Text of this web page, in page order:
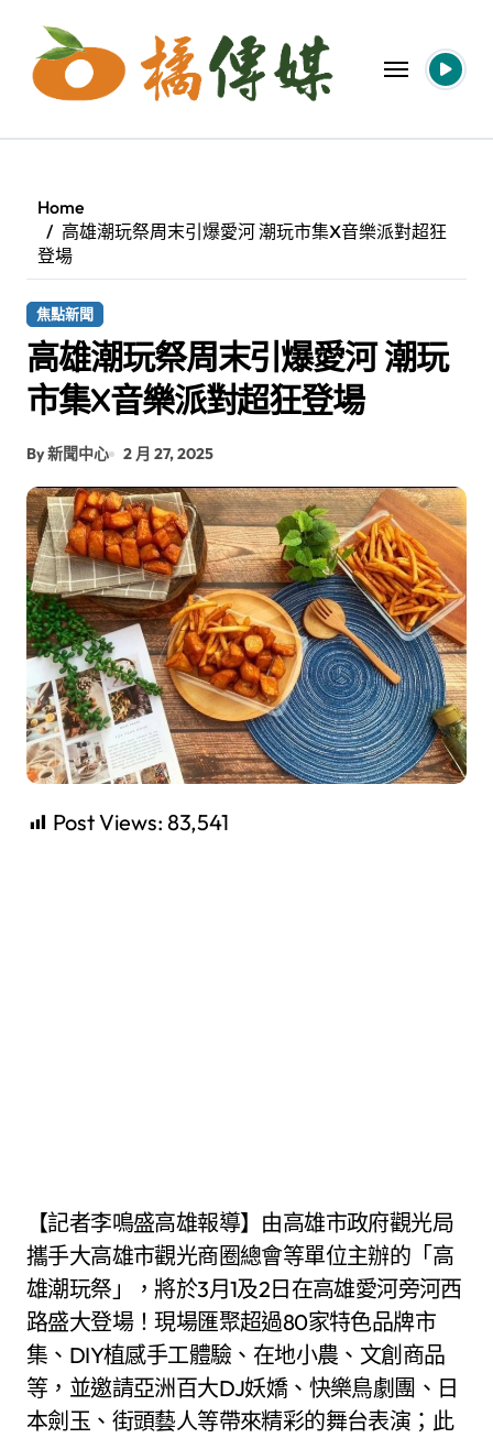
content
Home
高雄潮玩祭周末引爆愛河 潮玩市集X音樂派對超狂
登場
焦點新聞
高雄潮玩祭周末引爆愛河 潮玩
市集X音樂派對超狂登場
By 新聞中心 2 月 27, 2025
Post Views: 83,541
【記者李鳴盛高雄報導】由高雄市政府觀光局
攜手大高雄市觀光商圈總會等單位主辦的「高
雄潮玩祭」，將於3月1及2日在高雄愛河旁河西
路盛大登場！現場匯聚超過80家特色品牌市
集、DIY植感手工體驗、在地小農、文創商品
等，並邀請亞洲百大DJ妖嬌、快樂鳥劇團、日
本劍玉、街頭藝人等帶來精彩的舞台表演；此